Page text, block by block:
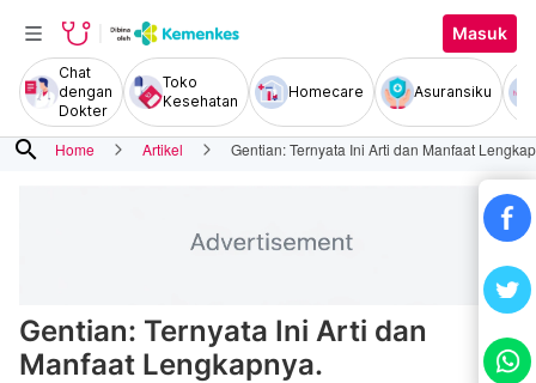
Masuk
Chat
dengan
Dokter
Toko
Kesehatan
Homecare Asuransiku
search Home Artikel Gentian: Ternyata Ini Arti dan Manfaat
Gentian: Ternyata Ini Arti dan
Manfaat Lengkapnya.